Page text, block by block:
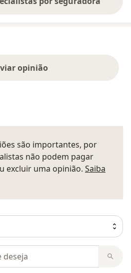
opinião
são importantes, por
não podem pagar
excluir uma opinião. Saiba